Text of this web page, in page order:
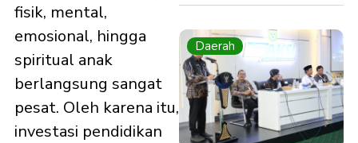
fisik, mental,
emosional, hingga
spiritual anak
berlangsung sangat
pesat. Oleh karena itu,
investasi pendidikan
Daerah